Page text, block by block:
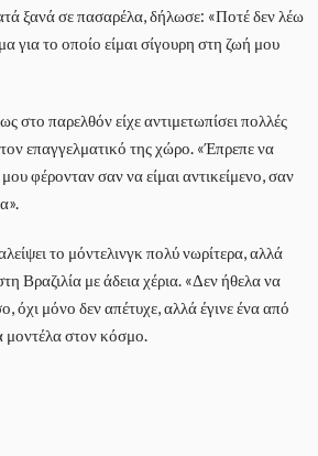
ξανά σε πασαρέλα, δήλωσε: «Ποτέ δεν λέω
για το οποίο είμαι σίγουρη στη ζωή μου
στο παρελθόν είχε αντιμετωπίσει πολλές
επαγγελματικό της χώρο. «Έπρεπε να
φέρονταν σαν να είμαι αντικείμενο, σαν
το μόντελινγκ πολύ νωρίτερα, αλλά
Βραζιλία με άδεια χέρια. «Δεν ήθελα να
όχι μόνο δεν απέτυχε, αλλά έγινε ένα από
μοντέλα στον κόσμο.